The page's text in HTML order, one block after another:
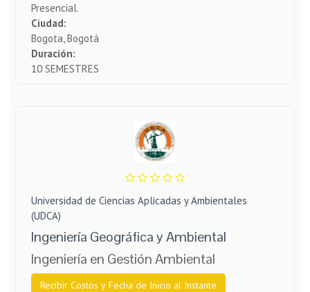
Presencial.
Ciudad:
Bogota, Bogotá
Duración:
10 SEMESTRES
Universidad de Ciencias Aplicadas y Ambientales
(UDCA)
Ingeniería Geográfica y Ambiental
Ingeniería en Gestión Ambiental
Recibir Costos y Fecha de Inicio al Instante